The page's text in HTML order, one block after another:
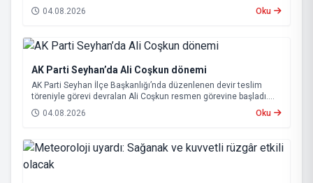
Ağustos 2026 tarihinde hesaplara yatırılacak.
04.08.2026 Oku
AK Parti Seyhan’da Ali Coşkun dönemi
AK Parti Seyhan İlçe Başkanlığı’nda düzenlenen devir teslim
töreniyle görevi devralan Ali Coşkun resmen görevine başladı.
Hizmet vurgusu yapan Coşkun, “AK Partili olmak, bu ülkenin her
metrekaresine sevdalı olmaktır” dedi.
04.08.2026 Oku